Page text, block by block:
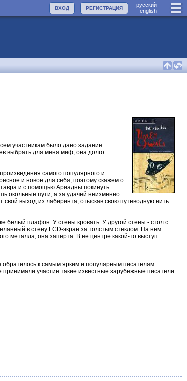
руccкий
english
РЕГИСТРАЦИЯ
ВХОД
участникам было дано задание
выбрать для меня миф, она долго
самого популярного и
и новое для себя, поэтому скажем о
и с помощью Ариадны покинуть
окольные пути, а за удачей неизменно
выход из лабиринта, отыскав свою путеводную нить
белый плафон. У стены кровать. У другой стены - стол с
в стену LCD-экран за толстым стеклом. На нем
металла, она заперта. В ее центре какой-то выступ.
обратилось к самым ярким и популярным писателям
участие такие известные зарубежные писатели